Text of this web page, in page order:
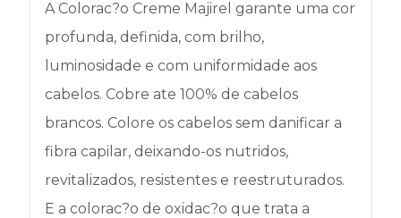
A Colorac?o Creme Majirel garante uma cor
profunda, definida, com brilho,
luminosidade e com uniformidade aos
cabelos. Cobre ate 100% de cabelos
brancos. Colore os cabelos sem danificar a
fibra capilar, deixando-os nutridos,
revitalizados, resistentes e reestruturados.
E a colorac?o de oxidac?o que trata a